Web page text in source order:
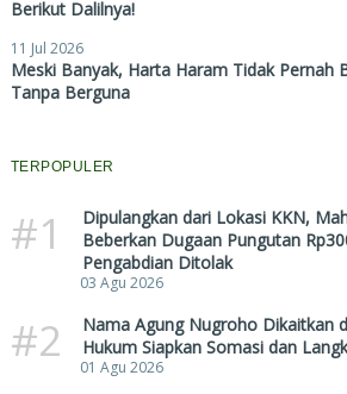
Berikut Dalilnya!
11 Jul 2026
Meski Banyak, Harta Haram Tidak Pernah
Tanpa Berguna
TERPOPULER
#1
Dipulangkan dari Lokasi KKN,
Beberkan Dugaan Pungutan
Pengabdian Ditolak
03 Agu 2026
#2
Nama Agung Nugroho Dikaitkan
Hukum Siapkan Somasi dan
01 Agu 2026